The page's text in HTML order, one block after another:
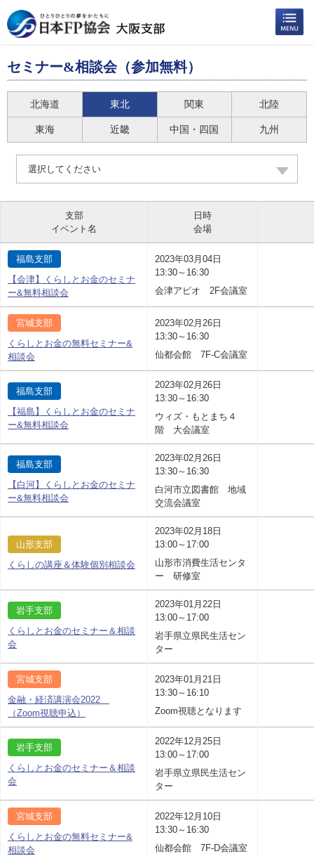
セミナー&相談会（参加無料）
北海道 東北 関東 北陸
東海 近畿 中国・四国 九州
選択してください
支部
イベント名
日時
会場
福島支部
【会津】くらしとお金のセミナ
ー&無料相談会
2023年03月04日
13:30～16:30
会津アピオ 2F会議室
宮城支部
くらしとお金の無料セミナー&
相談会
2023年02月26日
13:30～16:30
仙都会館 7F-C会議室
福島支部
【福島】くらしとお金のセミナ
ー&無料相談会
2023年02月26日
13:30～16:30
ウィズ・もとまち４
階 大会議室
福島支部
【白河】くらしとお金のセミナ
ー&無料相談会
2023年02月26日
13:30～16:30
白河市立図書館 地域
交流会議室
山形支部
くらしの講座＆体験個別相談会
2023年02月18日
13:00～17:00
山形市消費生活センタ
ー 研修室
岩手支部
くらしとお金のセミナー＆相談
会
2023年01月22日
13:00～17:00
岩手県立県民生活セン
ター
宮城支部
金融・経済講演会2022
（Zoom視聴申込）
2023年01月21日
13:30～16:10
Zoom視聴となります
岩手支部
くらしとお金のセミナー＆相談
会
2022年12月25日
13:00～17:00
岩手県立県民生活セン
ター
宮城支部
くらしとお金の無料セミナー&
相談会
2022年12月10日
13:30～16:30
仙都会館 7F-D会議室